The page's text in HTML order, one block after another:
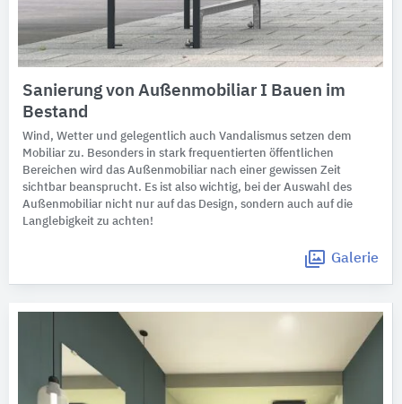
Sanierung von Außenmobiliar I Bauen im
Bestand
Wind, Wetter und gelegentlich auch Vandalismus setzen dem
Mobiliar zu. Besonders in stark frequentierten öffentlichen
Bereichen wird das Außenmobiliar nach einer gewissen Zeit
sichtbar beansprucht. Es ist also wichtig, bei der Auswahl des
Außenmobiliar nicht nur auf das Design, sondern auch auf die
Langlebigkeit zu achten!
Galerie